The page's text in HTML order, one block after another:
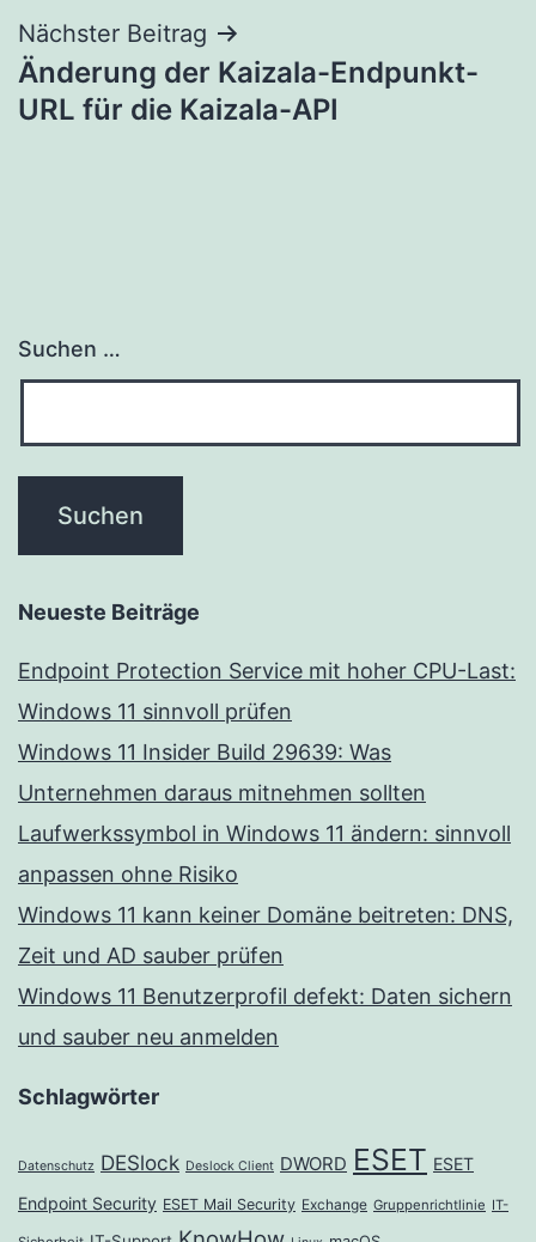
Nächster Beitrag
Änderung der Kaizala-Endpunkt-
URL für die Kaizala-API
Suchen …
Neueste Beiträge
Endpoint Protection Service mit hoher CPU-Last:
Windows 11 sinnvoll prüfen
Windows 11 Insider Build 29639: Was
Unternehmen daraus mitnehmen sollten
Laufwerkssymbol in Windows 11 ändern: sinnvoll
anpassen ohne Risiko
Windows 11 kann keiner Domäne beitreten: DNS,
Zeit und AD sauber prüfen
Windows 11 Benutzerprofil defekt: Daten sichern
und sauber neu anmelden
Schlagwörter
Datenschutz DESlock Deslock Client DWORD ESET ESET
Endpoint Security ESET Mail Security Exchange Gruppenrichtlinie IT-